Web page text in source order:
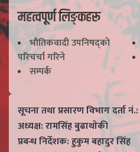
महत्वपूर्ण लिङ्कहरू
भाैतिकवादी उपनिषद्काे
परिचर्चा गरिने
सम्पर्क
सूचना तथा प्रसारण विभाग दर्ता
अध्यक्ष: रामसिंह बुढाथाेकी
प्रबन्ध निर्देशक: हुकुम बहादुर सिंह